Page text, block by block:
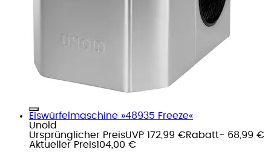
Eiswürfelmaschine »48935 Freeze«
Unold
Ursprünglicher PreisUVP 172,99 €Rabatt- 68,99 €
Aktueller Preis104,00 €